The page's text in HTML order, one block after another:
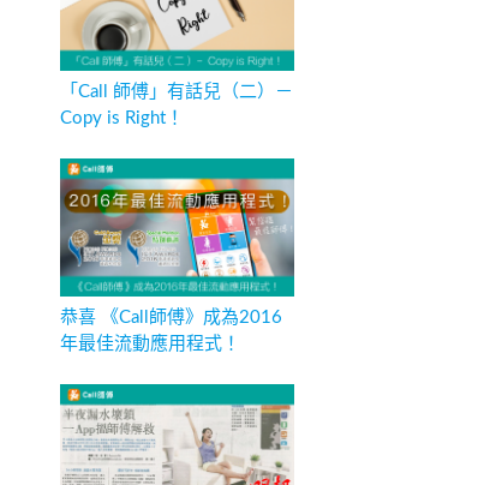
「Call 師傅」有話兒（二）－
Copy is Right！
恭喜 《Call師傅》成為2016
年最佳流動應用程式！